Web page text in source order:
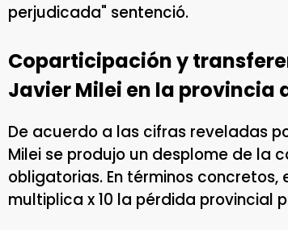
perjudicada" sentenció.
Coparticipación y
Javier Milei en la provincia
De acuerdo a las cifras reveladas
Milei se produjo un desplome de la
obligatorias. En términos concretos,
multiplica x 10 la pérdida provincial